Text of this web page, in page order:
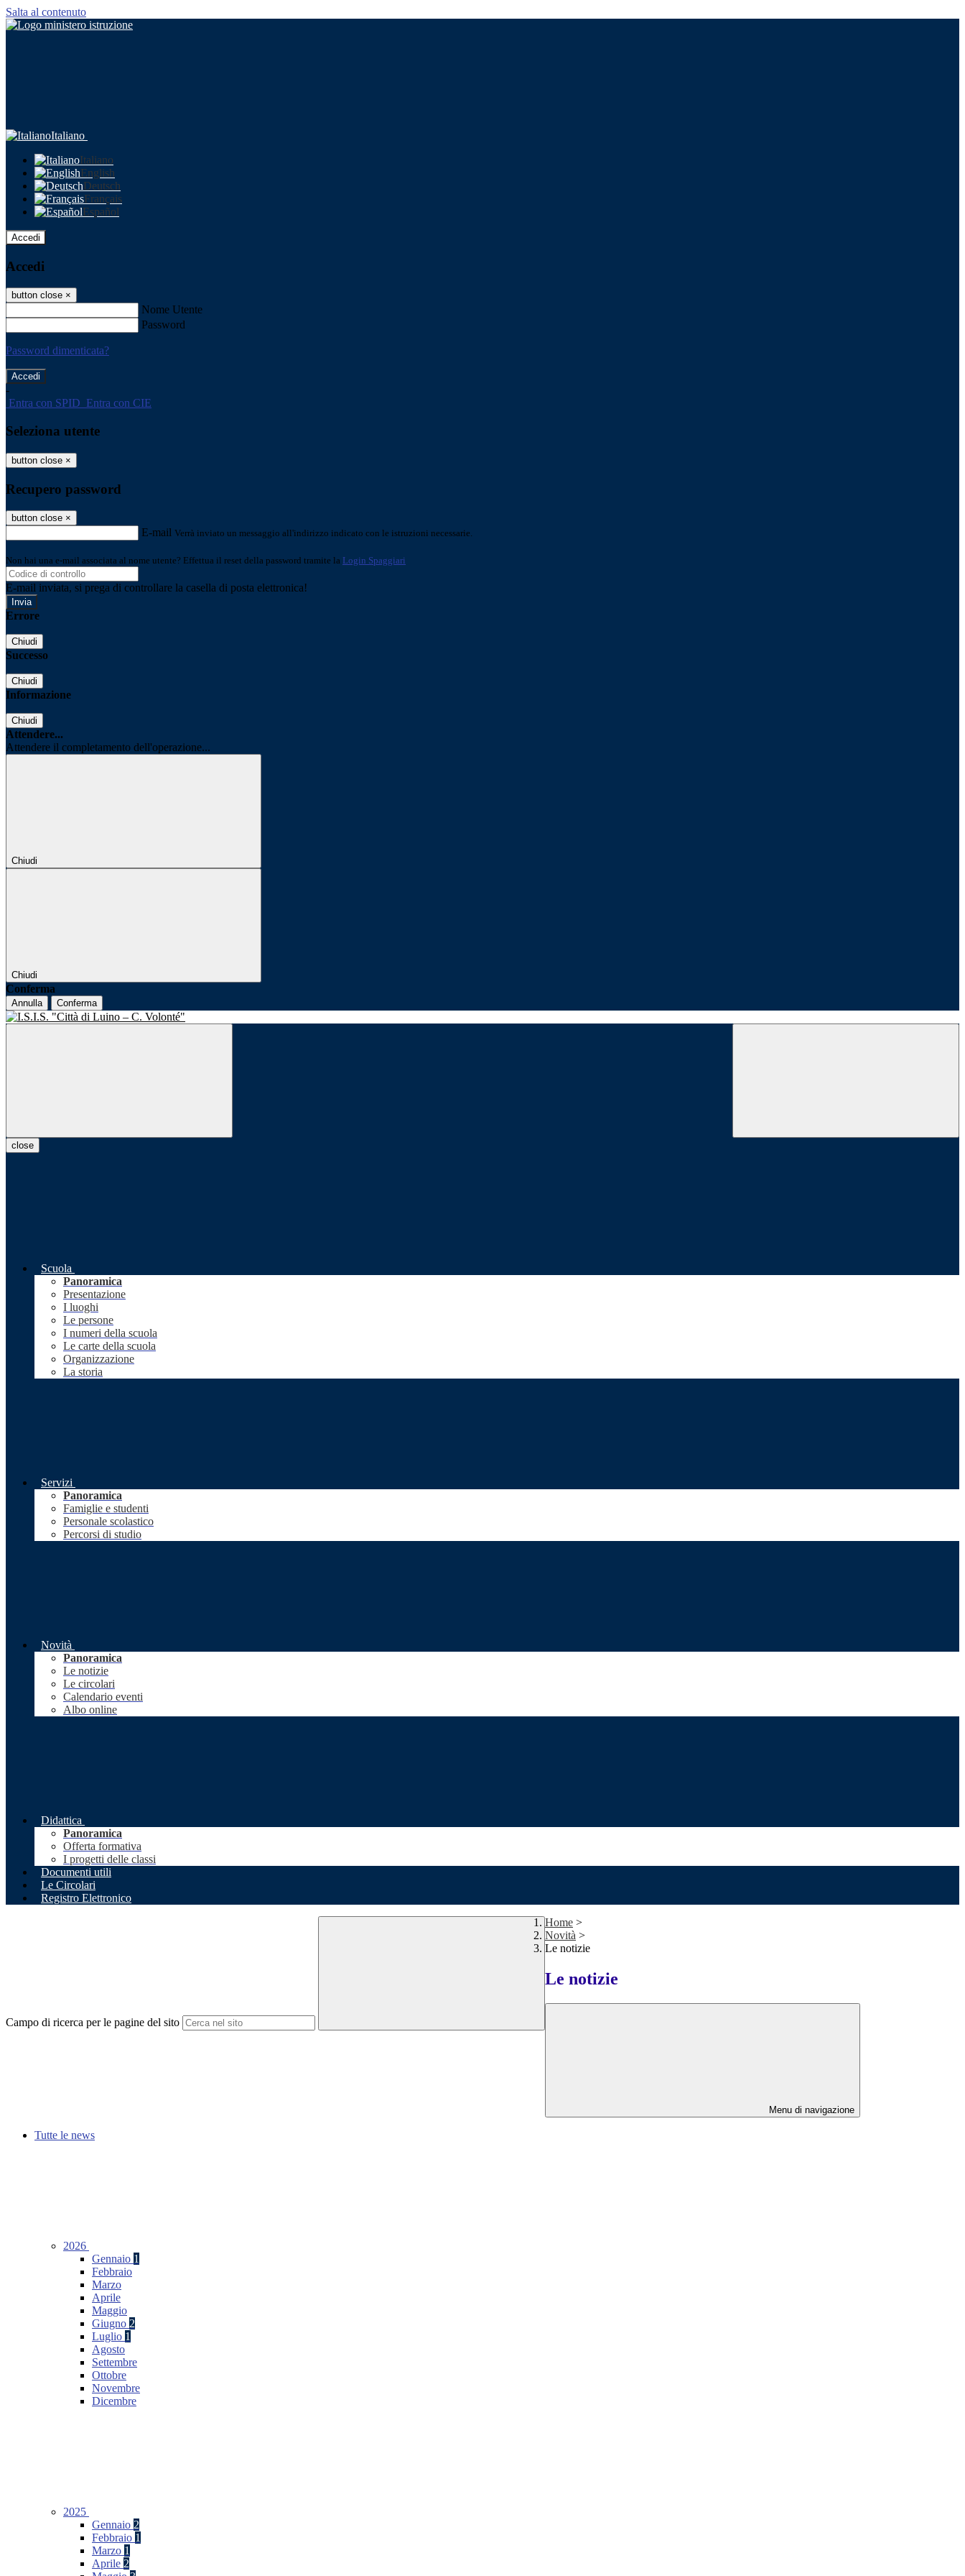
Salta al contenuto
Italiano
Italiano
English
Deutsch
Français
Español
Accedi
Accedi
button close ×
Nome Utente
Password
Password dimenticata?
-
Entra con SPID Entra con CIE
Seleziona utente
button close ×
Recupero password
button close ×
E-mail Verrà inviato un messaggio all'indirizzo indicato con le istruzioni necessarie.
Non hai una e-mail associata al nome utente? Effettua il reset della password tramite la Login Spaggiari
E-mail inviata, si prega di controllare la casella di posta elettronica!
Errore
Chiudi
Successo
Chiudi
Informazione
Chiudi
Attendere...
Attendere il completamento dell'operazione...
Chiudi
Chiudi
Conferma
Annulla Conferma
close
Scuola
Panoramica
Presentazione
I luoghi
Le persone
I numeri della scuola
Le carte della scuola
Organizzazione
La storia
Servizi
Panoramica
Famiglie e studenti
Personale scolastico
Percorsi di studio
Novità
Panoramica
Le notizie
Le circolari
Calendario eventi
Albo online
Didattica
Panoramica
Offerta formativa
I progetti delle classi
Documenti utili
Le Circolari
Registro Elettronico
Campo di ricerca per le pagine del sito
Home >
Novità >
Le notizie
Le notizie
Menu di navigazione
Tutte le news
2026
Gennaio 1
Febbraio
Marzo
Aprile
Maggio
Giugno 2
Luglio 1
Agosto
Settembre
Ottobre
Novembre
Dicembre
2025
Gennaio 2
Febbraio 1
Marzo 1
Aprile 2